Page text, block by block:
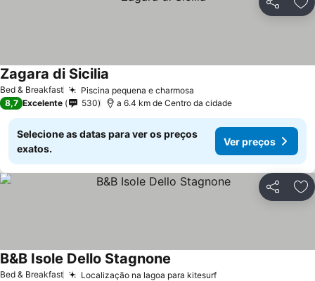
Partilhar
Bed & Breakfast Piscina pequena e charmosa
Zagara di Sicilia
8,7 Excelente 530 a 6.4 km de Centro da cidade
Selecione as datas para ver os preços
exatos.
Ver preços
Partilhar
Bed & Breakfast Localização na lagoa para kitesurf
B&B Isole Dello Stagnone